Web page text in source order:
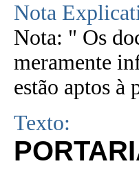
Nota
Nota: " Os
meramente
estão aptos à
Texto: